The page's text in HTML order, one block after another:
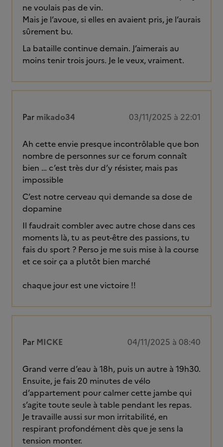
ne voulais pas de vin.
Mais je l’avoue, si elles en avaient pris, je l’aurais
sûrement bu.
La bataille continue demain. J’aimerais au
moins tenir trois jours. Je le veux, vraiment.
Par mikado34 03/11/2025 à 22:01
Ah cette envie presque incontrôlable que bon
nombre de personnes sur ce forum connaît
bien … c’est très dur d’y résister, mais pas
impossible
C’est notre cerveau qui demande sa dose de
dopamine
Il faudrait combler avec autre chose dans ces
moments là, tu as peut-être des passions, tu
fais du sport ? Perso je me suis mise à la course
et ce soir ça a plutôt bien marché
chaque jour est une victoire !!
Par MICKE 04/11/2025 à 08:40
Grand verre d’eau à 18h, puis un autre à 19h30.
Ensuite, je fais 20 minutes de vélo
d’appartement pour calmer cette jambe qui
s’agite toute seule à table pendant les repas.
Je travaille aussi sur mon irritabilité, en
respirant profondément dès que je sens la
tension monter.